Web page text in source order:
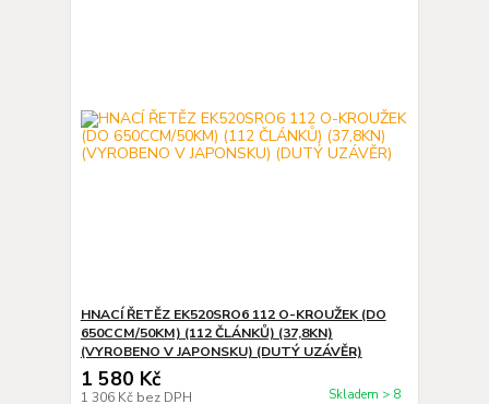
HNACÍ ŘETĚZ EK520SRO6 112 O-KROUŽEK (DO
650CCM/50KM) (112 ČLÁNKŮ) (37,8KN)
(VYROBENO V JAPONSKU) (DUTÝ UZÁVĚR)
1 580 Kč
1 306 Kč bez DPH Skladem > 8